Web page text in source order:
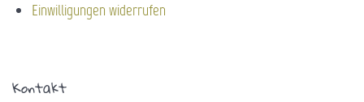
Einwilligungen widerrufen
Kontakt